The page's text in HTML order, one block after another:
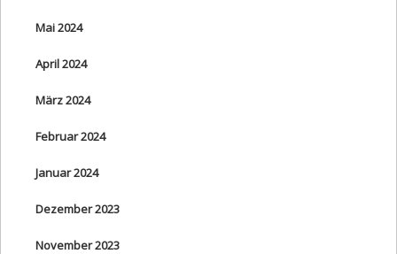
Mai 2024
April 2024
März 2024
Februar 2024
Januar 2024
Dezember 2023
November 2023